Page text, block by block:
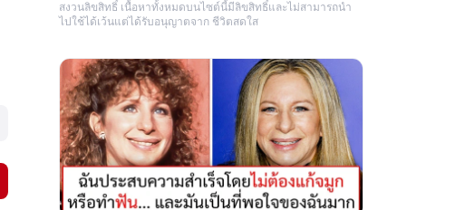
สงวนลิขสิทธิ์ เนื้อหาทั้งหมดบนไซต์นี้มีลิขสิทธิ์และไม่สามารถนำ
ไปใช้ได้เว้นแต่ได้รับอนุญาตจาก ชีวิตสดใส